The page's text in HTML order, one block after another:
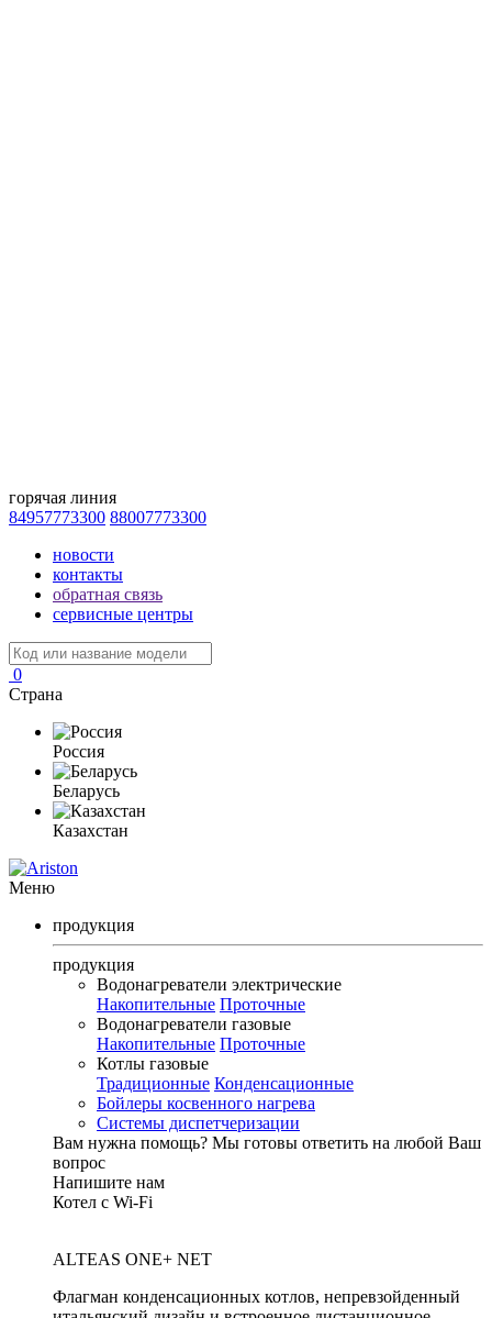
горячая линия
84957773300 88007773300
новости
контакты
обратная связь
сервисные центры
0
Страна
Россия
Беларусь
Казахстан
Меню
продукция
продукция
Водонагреватели электрические
Накопительные Проточные
Водонагреватели газовые
Накопительные Проточные
Котлы газовые
Традиционные Конденсационные
Бойлеры косвенного нагрева
Системы диспетчеризации
Вам нужна помощь? Мы готовы ответить на любой Ваш
вопрос
Напишите нам
Котел с Wi-Fi
ALTEAS ONE+ NET
Флагман конденсационных котлов, непревзойденный